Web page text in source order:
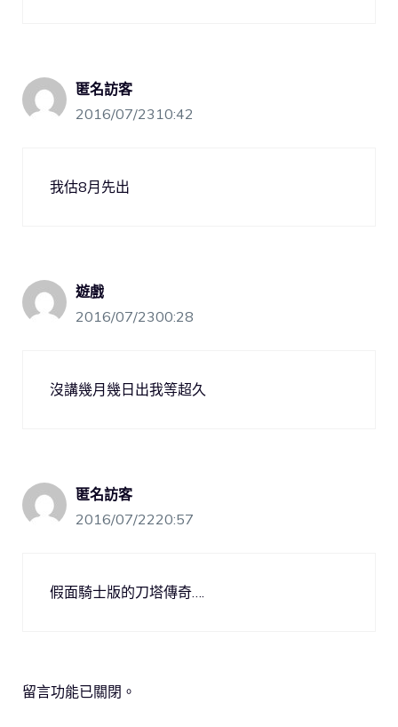
匿名訪客
2016/07/2310:42
我估8月先出
遊戲
2016/07/2300:28
沒講幾月幾日出我等超久
匿名訪客
2016/07/2220:57
假面騎士版的刀塔傳奇….
留言功能已關閉。